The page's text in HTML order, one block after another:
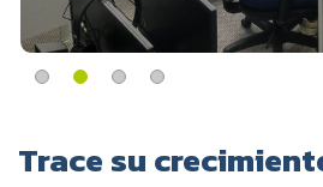
Trace su